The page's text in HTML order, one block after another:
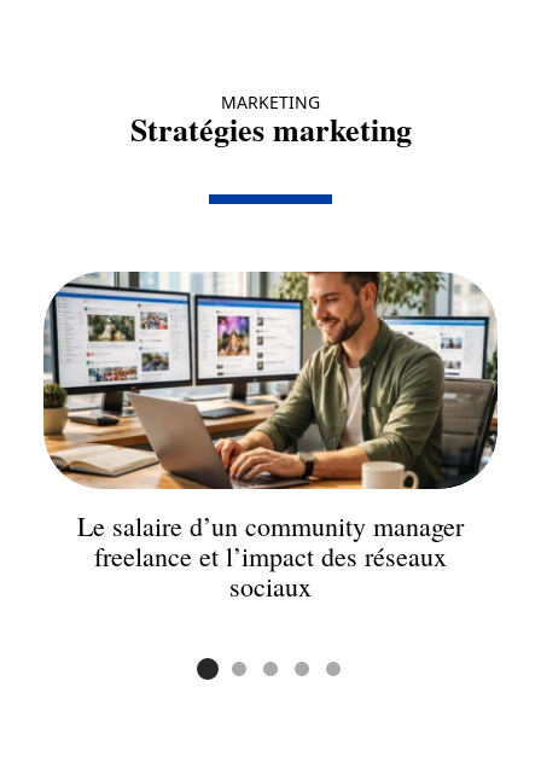
MARKETING
Stratégies marketing
Le salaire d’un community manager
freelance et l’impact des réseaux
sociaux